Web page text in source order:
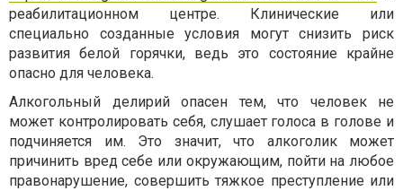
реабилитационном центре. Клинические или
специально созданные условия могут снизить риск
развития белой горячки, ведь это состояние крайне
опасно для человека.
Алкогольный делирий опасен тем, что человек не
может контролировать себя, слушает голоса в голове и
подчиняется им. Это значит, что алкоголик может
причинить вред себе или окружающим, пойти на любое
правонарушение, совершить тяжкое преступление или